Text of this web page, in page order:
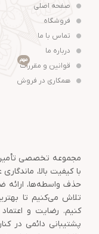
صفحه اصلی
فروشگاه
تماس با ما
درباره ما
قوانین و مقررات
مهم
همکاری در فروش
مجموعه تخصصی
با کیفیت بالا،
حذف واسطه‌ها، ارائه
تلاش می‌کنیم تا
کنیم. رضایت و
پشتیبانی دائمی در